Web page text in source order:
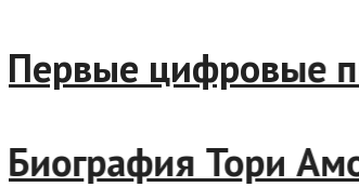
Первые цифровые
Биография Тори